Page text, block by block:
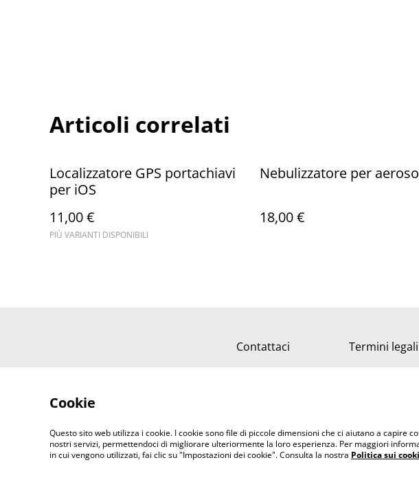
Articoli correlati
Localizzatore GPS portachiavi
per iOS
11,00 €
PIÙ VARIANTI DISPONIBILI
Nebulizzatore per
18,00 €
Contattaci Termini legali
©2026IESSE SALUTE
Cookie
Questo sito web utilizza i cookie. I cookie sono file di piccole dimensioni che ci aiutano a capire
nostri servizi, permettendoci di migliorare ulteriormente la loro esperienza. Per maggiori
in cui vengono utilizzati, fai clic su "Impostazioni dei cookie". Consulta la nostra Politica sui